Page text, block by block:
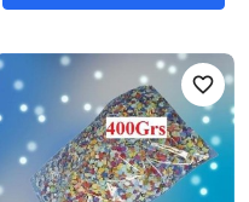
favorite_border